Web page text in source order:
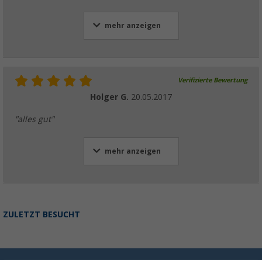
mehr anzeigen
Verifizierte Bewertung
Holger G. 20.05.2017
"alles gut"
mehr anzeigen
ZULETZT BESUCHT